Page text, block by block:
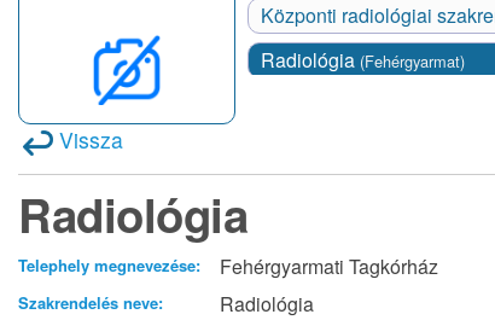
Központi radiológiai
Radiológia (Fehérgyarmat)
Vissza
Radiológia
Telephely megnevezése: Fehérgyarmati Tagkórház
Szakrendelés neve: Radiológia